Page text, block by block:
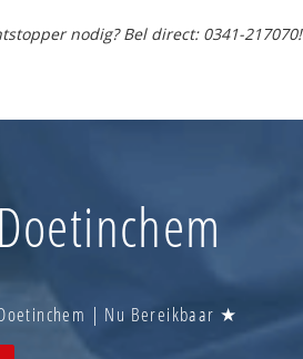
nodig? Bel direct: 0341-217070!
| Nu Bereikbaar ★